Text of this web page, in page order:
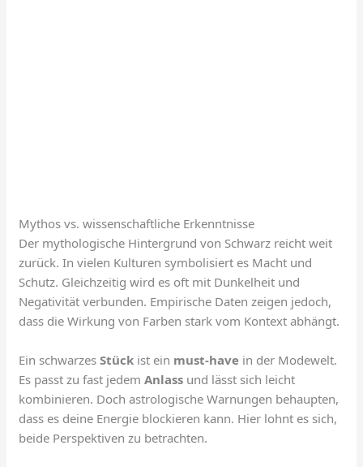
Mythos vs. wissenschaftliche Erkenntnisse
Der mythologische Hintergrund von Schwarz reicht weit
zurück. In vielen Kulturen symbolisiert es Macht und
Schutz. Gleichzeitig wird es oft mit Dunkelheit und
Negativität verbunden. Empirische Daten zeigen jedoch,
dass die Wirkung von Farben stark vom Kontext abhängt.
Ein schwarzesStück ist ein must-have in der Modewelt.
Es passt zu fast jedemAnlass und lässt sich leicht
kombinieren. Doch astrologische Warnungen behaupten,
dass es deine Energie blockieren kann. Hier lohnt es sich,
beide Perspektiven zu betrachten.